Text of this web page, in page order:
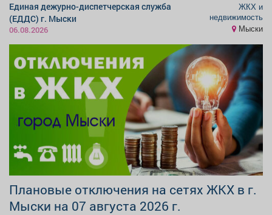
Единая дежурно-диспетчерская служба
(ЕДДС) г. Мыски
06.08.2026
ЖКХ и
недвижимость
Мыски
Плановые отключения на сетях ЖКХ в г.
Мыски на 07 августа 2026 г.